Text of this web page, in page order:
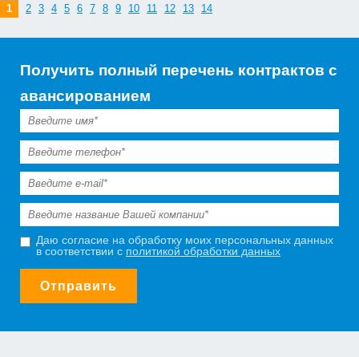
1 2 3 4 5 6 7 8 9 10 11 12 13 14
Получить полный перечень контрактов с
авансированием
Даю согласие на обработку моих персональных данных
в соответствии с политикой обработки данных
Отправить